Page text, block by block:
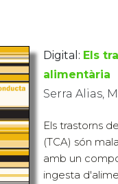
Digital: Els
alimentària
Serra Alias,
Els trastorns
(TCA) són
amb un
ingesta